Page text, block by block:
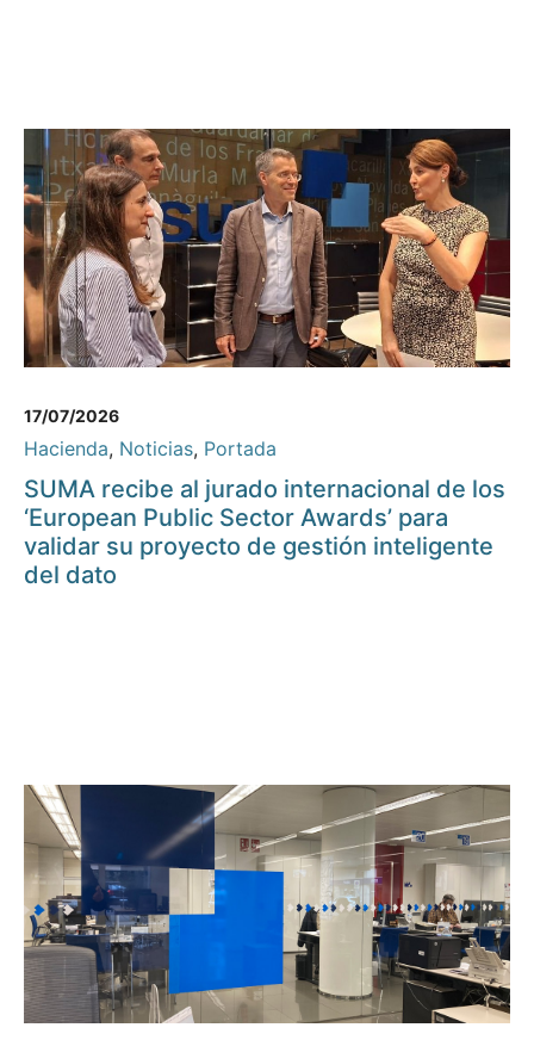
17/07/2026
Hacienda, Noticias, Portada
SUMA recibe al jurado internacional de los
‘European Public Sector Awards’ para
validar su proyecto de gestión inteligente
del dato